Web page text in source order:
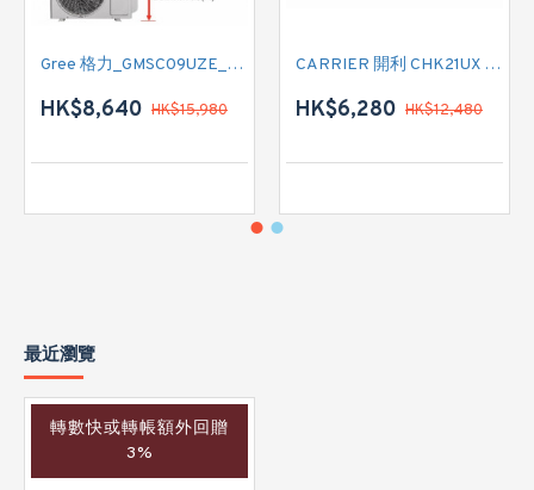
Gree 格力_GMSC09UZE_GMSC12UZE_GMSC18UZC_R32 掛牆變頻式1拖2分體冷氣機 (淨冷型)
HK$8,640 HK$15,980
CARRIER 開利 CHK21UX 二匹半 變頻淨冷窗口式冷氣機 (附遙控)
HK$6,280 HK$12,480
最近瀏覽
轉數快或轉帳額外回贈
3%